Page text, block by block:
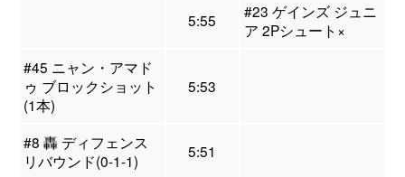
5:55
#23 ゲインズ ジュニ
ア 2Pシュート×
#45 ニャン・アマド
ゥ ブロックショット
(1本)
5:53
#8 轟 ディフェンス
リバウンド(0-1-1)
5:51